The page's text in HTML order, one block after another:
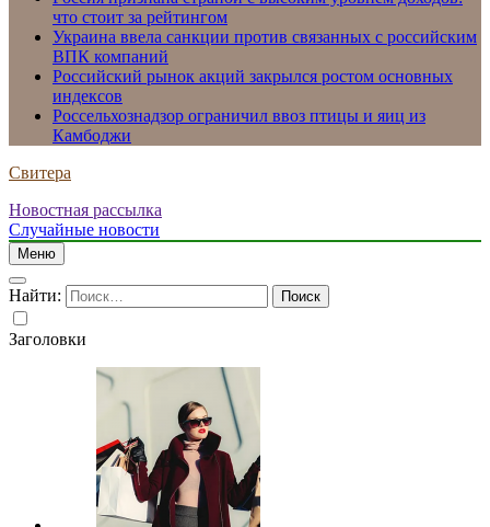
что стоит за рейтингом
Украина ввела санкции против связанных с российским
ВПК компаний
Российский рынок акций закрылся ростом основных
индексов
Россельхознадзор ограничил ввоз птицы и яиц из
Камбоджи
Свитера
Новостная рассылка
Случайные новости
Меню
Найти:
Заголовки